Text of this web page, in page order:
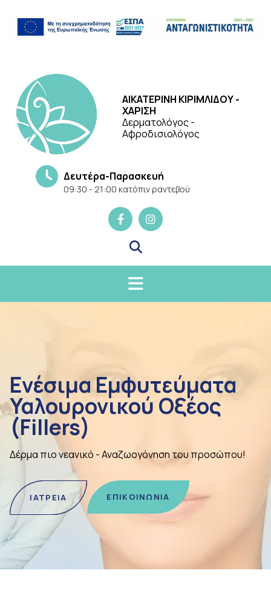
ΑΙΚΑΤΕΡΙΝΗ ΚΙΡΙΜΛΙΔΟΥ -
ΧΑΡΙΣΗ
Δερματολόγος -
Αφροδισιολόγος
Δευτέρα-Παρασκευή
09:30 - 21:00 κατόπιν ραντεβού
Ενέσιμα Εμφυτεύματα
Υαλουρονικού Οξέος
(Fillers)
Δέρμα πιο νεανικό - Αναζωογόνηση του προσώπου!
ΙΑΤΡΕΙΑ ΕΠΙΚΟΙΝΩΝΙΑ